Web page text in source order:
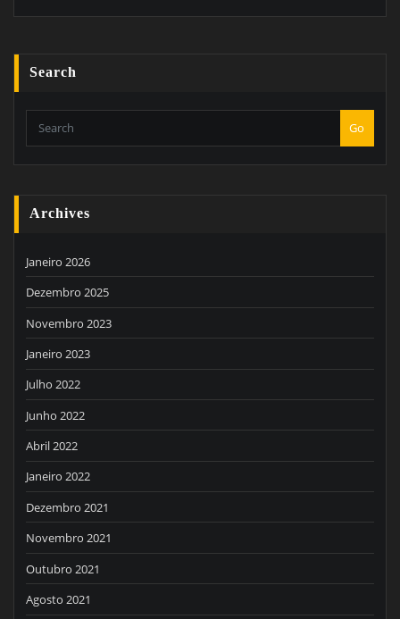
Search
Go
Archives
Janeiro 2026
Dezembro 2025
Novembro 2023
Janeiro 2023
Julho 2022
Junho 2022
Abril 2022
Janeiro 2022
Dezembro 2021
Novembro 2021
Outubro 2021
Agosto 2021